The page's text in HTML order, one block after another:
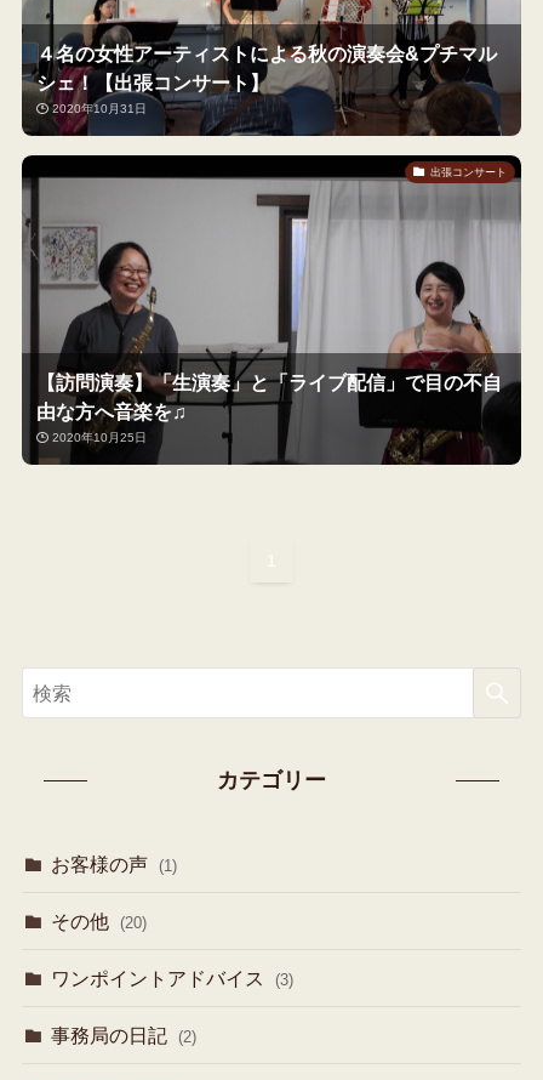
４名の女性アーティストによる秋の演奏会&プチマル
シェ！【出張コンサート】
2020年10月31日
出張コンサート
【訪問演奏】「生演奏」と「ライブ配信」で目の不自
由な方へ音楽を♫
2020年10月25日
1
カテゴリー
お客様の声 (1)
その他 (20)
ワンポイントアドバイス (3)
事務局の日記 (2)